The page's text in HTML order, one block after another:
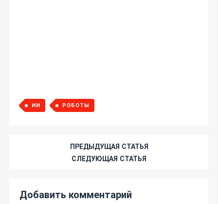
ИИ РОБОТЫ
ПРЕДЫДУЩАЯ СТАТЬЯ
СЛЕДУЮЩАЯ СТАТЬЯ
Добавить комментарий